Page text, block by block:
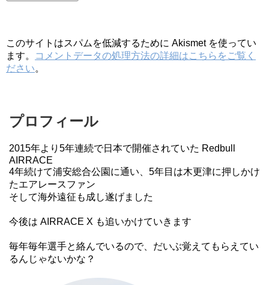
このサイトはスパムを低減するために Akismet を使ってい
ます。
コメントデータの処理方法の詳細はこちらをご覧く
ださい。
プロフィール
2015年より5年連続で日本で開催されていた Redbull
AIRRACE
4年続けて浦安総合公園に通い、5年目は木更津に押しかけ
たエアレースファン
そして海外遠征も成し遂げました
今後は AIRRACE X も追いかけていきます
毎年毎年選手と絡んでいるので、だいぶ覚えてもらえてい
るんじゃないかな？